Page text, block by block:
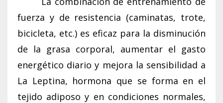
fuerza y de resistencia (caminatas, trote,
bicicleta, etc.) es eficaz para la disminución
de la grasa corporal, aumentar el gasto
energético diario y mejora la sensibilidad a
La Leptina, hormona que se forma en el
tejido adiposo y en condiciones normales,